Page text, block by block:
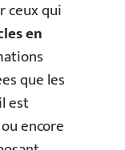
ceux qui
en
que les
est
ou encore